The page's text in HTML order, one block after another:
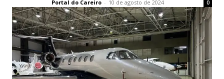
Portal do Careiro - 10 de agosto de 2024 0